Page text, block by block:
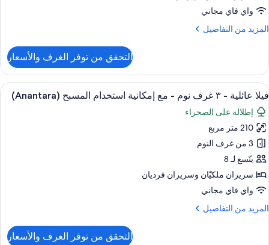
نوم واي فاي مجاني
المزيد من التفاصيل
المزيد
فيلا
عائلية
-
غرفتا
نوم
التحقق من توفر الغرف والأسعار
استعراض
جميع
صور
فيلا
عائلية
-
٣
غرف
-
10
فيلا عائلية - ٣ غرف نوم - مع إمكانية استخدام المسبح (Anantara)
إطلالة على الصحراء
210 متر مربع
3 من غرف النوم
يتّسع لـ 8
سريران ملكيّان‫‬ وسريران فرديان
واي فاي مجاني
المزيد من التفاصيل
المزيد
التحقق من توفر الغرف والأسعار